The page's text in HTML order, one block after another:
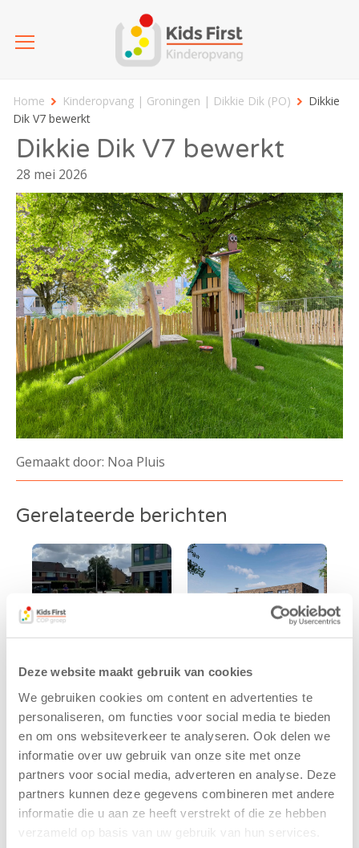
Deze website maakt gebruik van cookies
We gebruiken cookies om content en advertenties te
personaliseren, om functies voor social media te bieden
en om ons websiteverkeer te analyseren. Ook delen we
informatie over uw gebruik van onze site met onze
partners voor social media, adverteren en analyse. Deze
partners kunnen deze gegevens combineren met andere
informatie die u aan ze heeft verstrekt of die ze hebben
verzameld op basis van uw gebruik van hun services.
Home Kinderopvang | Groningen | Dikkie Dik (PO)
Dikkie
Dik V7 bewerkt
Dikkie Dik V7 bewerkt
28 mei 2026
Gemaakt door: Noa Pluis
Gerelateerde berichten
Kinderen BSO
De
Westerburcht
trainen alvast
voor Kids First
Mini 4 Mijl
7 augustus 2026
Kids First
tekent
koopcontract
voor nieuw
kindcentrum in
wijk Wiarda in
Leeuwarden
11 juni 2026